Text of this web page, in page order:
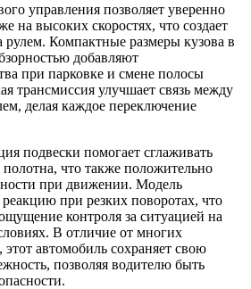
управления позволяет уверенно
на высоких скоростях, что создает
рулем. Компактные размеры кузова в
добавляют
при парковке и смене полосы
трансмиссия улучшает связь между
делая каждое переключение
подвески помогает сглаживать
что также положительно
при движении. Модель
при резких поворотах, что
контроля за ситуацией на
В отличие от многих
автомобиль сохраняет свою
позволяя водителю быть